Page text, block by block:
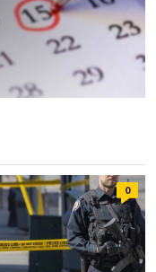
0